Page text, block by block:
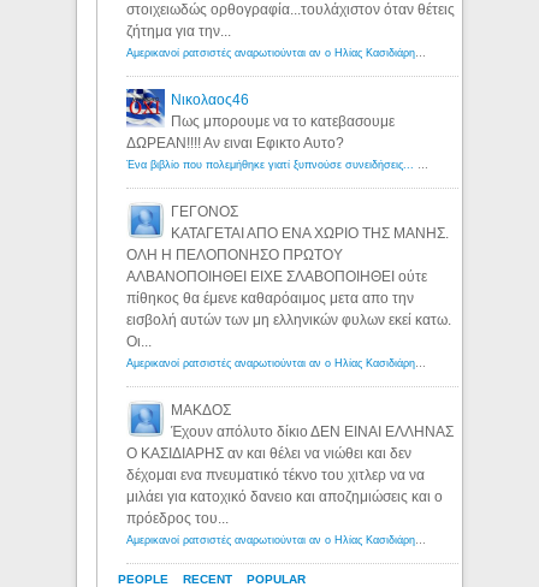
PEOPLE RECENT POPULAR
στοιχειωδώς ορθογραφία...τουλάχιστον όταν θέτεις
ζήτημα για την...
Αμερικανοί ρατσιστές αναρωτιούνται αν ο Ηλίας Κασιδιάρης ανήκει στη λευκή φυλή... - Λόγιος Ερμής
Νικολαος46
Πως μπορουμε να το κατεβασουμε
ΔΩΡΕΑΝ!!!! Αν ειναι Εφικτο Αυτο?
Ένα βιβλίο που πολεμήθηκε γιατί ξυπνούσε συνειδήσεις... - Λόγιος Ερμής | Η γνώση ξεκινάει με την αναζήτηση...
ΓΕΓΟΝΟΣ
ΚΑΤΑΓΕΤΑΙ ΑΠΟ ΕΝΑ ΧΩΡΙΟ ΤΗΣ ΜΑΝΗΣ.
ΟΛΗ Η ΠΕΛΟΠΟΝΗΣΟ ΠΡΩΤΟΥ
ΑΛΒΑΝΟΠΟΙΗΘΕΙ ΕΙΧΕ ΣΛΑΒΟΠΟΙΗΘΕΙ ούτε
πίθηκος θα έμενε καθαρόαιμος μετα απο την
εισβολή αυτών των μη ελληνικών φυλων εκεί κατω.
Οι...
Αμερικανοί ρατσιστές αναρωτιούνται αν ο Ηλίας Κασιδιάρης ανήκει στη λευκή φυλή... - Λόγιος Ερμής
ΜΑΚΔΟΣ
Έχουν απόλυτο δίκιο ΔΕΝ ΕΙΝΑΙ ΕΛΛΗΝΑΣ
Ο ΚΑΣΙΔΙΑΡΗΣ αν και θέλει να νιώθει και δεν
δέχομαι ενα πνευματικό τέκνο του χιτλερ να να
μιλάει για κατοχικό δανειο και αποζημιώσεις και ο
πρόεδρος του...
Αμερικανοί ρατσιστές αναρωτιούνται αν ο Ηλίας Κασιδιάρης ανήκει στη λευκή φυλή... - Λόγιος Ερμής